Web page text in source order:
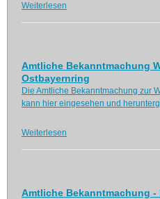
Weiterlesen
Amtliche Bekanntmachung
Ostbayernring
Die Amtliche Bekanntmachung zur
kann hier eingesehen und
Weiterlesen
Amtliche Bekanntmachung -